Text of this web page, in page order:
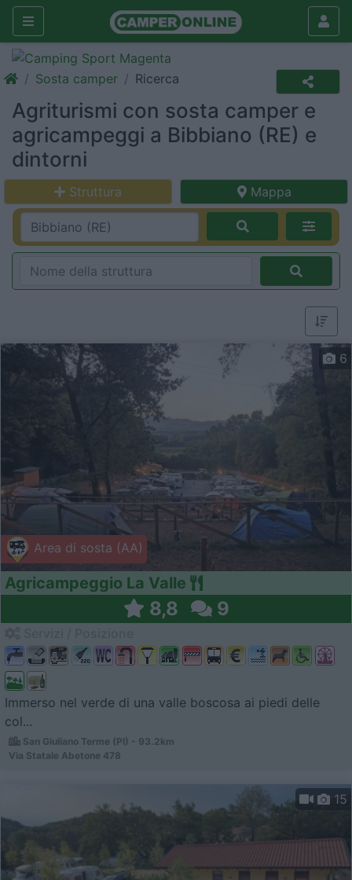
Sosta camper Ricerca
Agriturismi con sosta camper e
agricampeggi a Bibbiano (RE) e
dintorni
Struttura Mappa
Area di sosta (AA)
6
Agricampeggio La Valle
8,8 9
Immerso nel verde di una valle boscosa ai piedi delle
col...
San Giuliano Terme (PI) - 93.2km
Via Statale Abetone 478
15